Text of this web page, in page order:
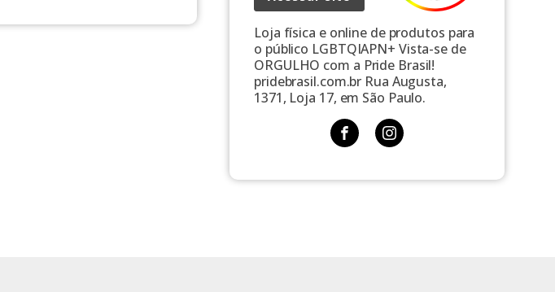
[…]
Loja física e online de produtos para
o público LGBTQIAPN+ Vista-se de
ORGULHO com a Pride Brasil!
pridebrasil.com.br Rua Augusta,
1371, Loja 17, em São Paulo.